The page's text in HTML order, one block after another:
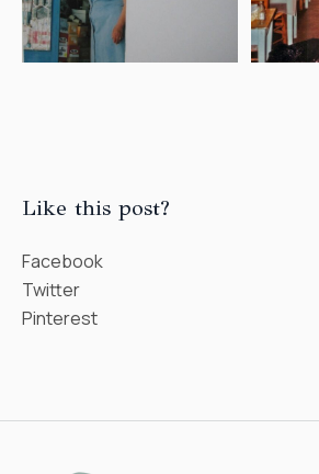
Like this post?
Facebook
Twitter
Pinterest